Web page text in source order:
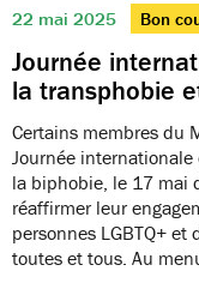
22 mai 2025 Bon
Journée
la transphobie
Certains membres du
Journée
la biphobie, le 17 mai
réaffirmer leur
personnes LGBTQ+
toutes et tous. Au